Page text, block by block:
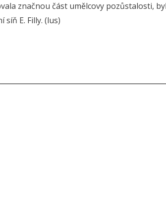
značnou část umělcovy pozůstalosti,
E. Filly. (lus)